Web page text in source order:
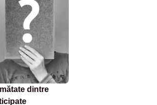
dintre